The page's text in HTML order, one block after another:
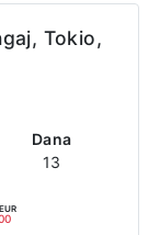
Dana
13
Tokio,
EUR